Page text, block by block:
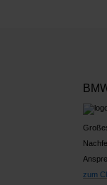
zum